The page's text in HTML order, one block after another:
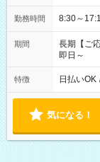
勤務時間
期間
長期【ご
即日～
特徴 日払いOK
気になる！